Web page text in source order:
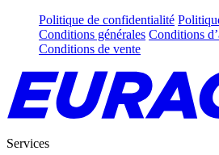
Politique de confidentialité
Conditions générales Conditions
Conditions de vente
Services